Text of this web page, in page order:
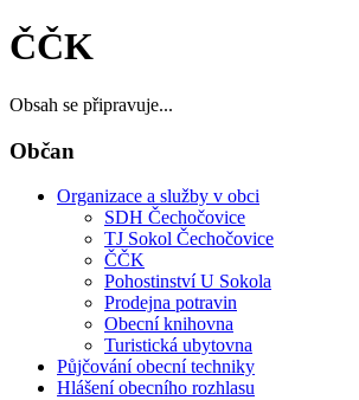
ČČK
Obsah se připravuje...
Občan
Organizace a služby v obci
SDH Čechočovice
TJ Sokol Čechočovice
ČČK
Pohostinství U Sokola
Prodejna potravin
Obecní knihovna
Turistická ubytovna
Půjčování obecní techniky
Hlášení obecního rozhlasu